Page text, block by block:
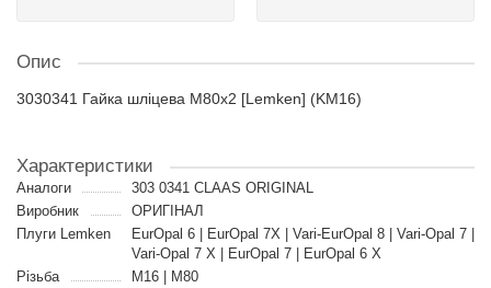
Опис
3030341 Гайка шліцева M80x2 [Lemken] (KM16)
Характеристики
Аналоги
303 0341 CLAAS ORIGINAL
Виробник
ОРИГІНАЛ
Плуги Lemken
EurOpal 6 | EurOpal 7X | Vari-EurOpal 8 | Vari-Opal 7 |
Vari-Opal 7 X | EurOpal 7 | EurOpal 6 X
Різьба
M16 | M80